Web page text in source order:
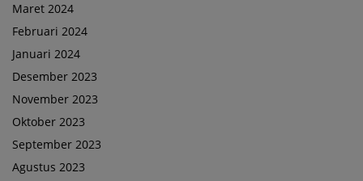
Maret 2024
Februari 2024
Januari 2024
Desember 2023
November 2023
Oktober 2023
September 2023
Agustus 2023